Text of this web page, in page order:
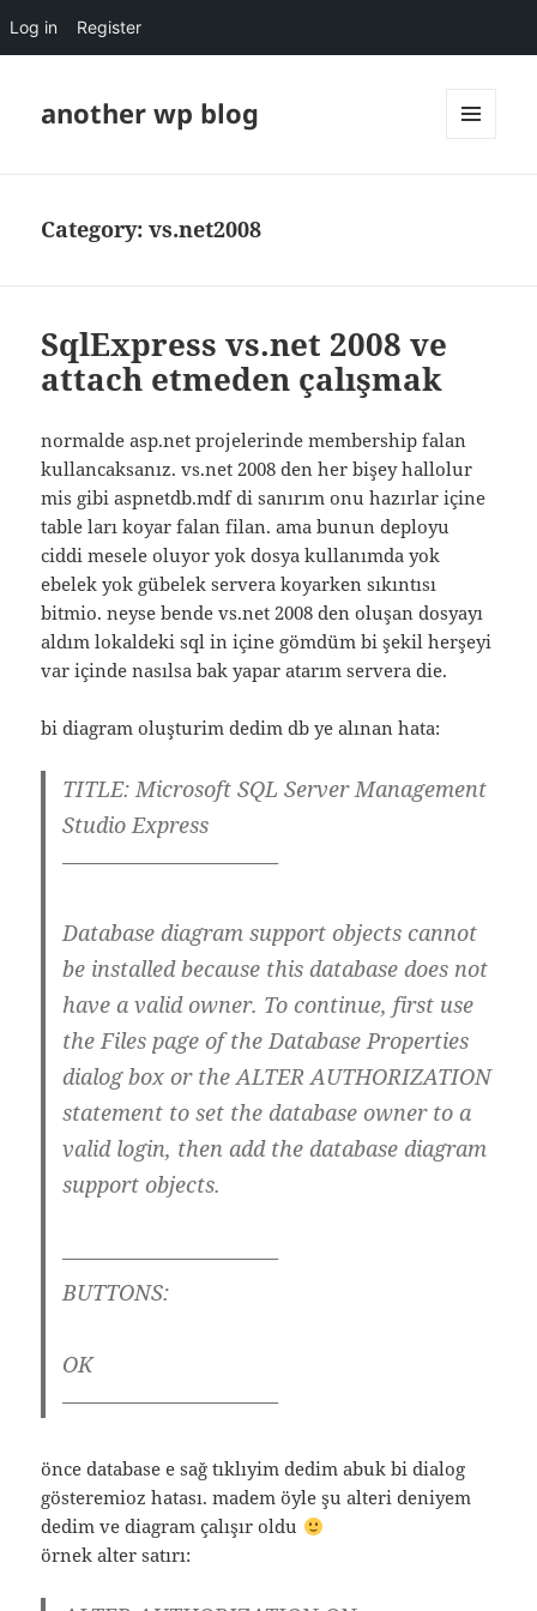
Log in Register
another wp blog
Category:vs.net2008
SqlExpress vs.net 2008 ve
attach etmeden çalışmak
normalde asp.net projelerinde membership falan
kullancaksanız. vs.net 2008 den her bişey hallolur
mis gibi aspnetdb.mdf di sanırım onu hazırlar içine
table ları koyar falan filan. ama bunun deployu
ciddi mesele oluyor yok dosya kullanımda yok
ebelek yok gübelek servera koyarken sıkıntısı
bitmio. neyse bende vs.net 2008 den oluşan dosyayı
aldım lokaldeki sql in içine gömdüm bi şekil herşeyi
var içinde nasılsa bak yapar atarım servera die.
bi diagram oluşturim dedim db ye alınan hata:
TITLE: Microsoft SQL Server Management
Studio Express
——————————
Database diagram support objects cannot
be installed because this database does not
have a valid owner. To continue, first use
the Files page of the Database Properties
dialog box or the ALTER AUTHORIZATION
statement to set the database owner to a
valid login, then add the database diagram
support objects.
——————————
BUTTONS:
OK
——————————
önce database e sağ tıklıyim dedim abuk bi dialog
gösteremioz hatası. madem öyle şu alteri deniyem
dedim ve diagram çalışır oldu
örnek alter satırı: